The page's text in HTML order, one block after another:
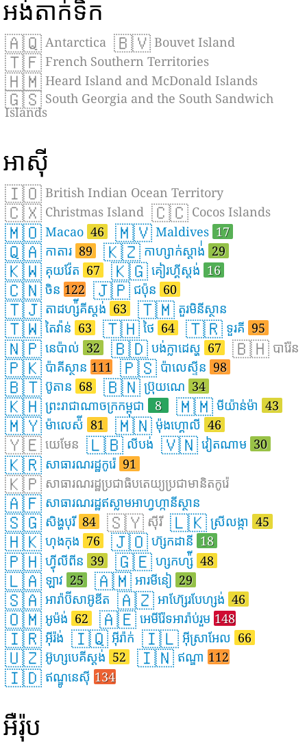
អង់តាក់ទិក
🇦🇶 Antarctica 🇧🇻 Bouvet Island
🇹🇫 French Southern Territories
🇭🇲 Heard Island and McDonald Islands
🇬🇸 South Georgia and the South Sandwich
Islands
អាស៊ី
🇮🇴 British Indian Ocean Territory
🇨🇽 Christmas Island 🇨🇨 Cocos Islands
🇲🇴 Macao 46 🇲🇻 Maldives 17
🇶🇦 កាតារ 89 🇰🇿 កាហ្សាក់ស្តាង់់ 29
🇰🇼 គុយវ៉ែត 67 🇰🇬 គៀរហ្គីស្តង់ 16
🇨🇳 ចិន 122 🇯🇵 ជប៉ុន 60
🇹🇯 តាដហ្ស៉ីគីស្តង់ 63 🇹🇲 តួរមិនីស្ថាន
🇹🇼 តៃវ៉ាន់ 63 🇹🇭 ថៃ 64 🇹🇷 ទួរគី 95
🇳🇵 នេប៉ាល់ 32 🇧🇩 បង់ក្លាដេស្ហ 67 🇧🇭 បារ៉ែន
🇵🇰 ប៉ាគីស្ថាន 111 🇵🇸 ប៉ាលេស្ទីន 98
🇧🇹 ប៊ូតាន 68 🇧🇳 ប៊្រុយណេ 34
🇰🇭 ព្រះរាជាណាចក្រកម្ពុជា 8 🇲🇲 មីយ៉ាន់ម៉ា 43
🇲🇾 ម៉ាលេស៉ី 81 🇲🇳 ម៉ុងហ្គោលី 46
🇾🇪 យេមែន 🇱🇧 លីបង់ 🇻🇳 វៀតណាម 30
🇰🇷 សាធារណរដ្ឋកូរ៉េ 91
🇰🇵 សាធារណរដ្ឋប្រជាធិបតេយ្យប្រជាមានិតកូរ៉េ
🇦🇫 សាធារណរដ្ឋឥស្លាមអាហ្វហ្កានីស្ថាន
🇸🇬 សិង្ហបុរី 84 🇸🇾 ស៊ីរី 🇱🇰 ស្រីលង្កា 45
🇭🇰 ហុងកុង 76 🇯🇴 ហ៊្សកដានី 18
🇵🇭 ហ្វ៉ីលីពីន 39 🇬🇪 ហ្សកហ្ស៉ី 48
🇱🇦 ឡាវ 25 🇦🇲 អារមីនៀ 29
🇸🇦 អារ៉ាប៊ីសាអ៊ូឌីត 🇦🇿 អាហ៊្សែរបែហ្សង់ 46
🇴🇲 អូម៉ង់ 62 🇦🇪 អេមីរ៉ែទអារ៉ាប់រួម 148
🇮🇷 អ៊ីរ៉ង់ 🇮🇶 អ៊ីរ៉ាក់ 🇮🇱 អ៊ីស្រាអែល 66
🇺🇿 អ៊ូហ្សបេគីស្តង់ 52 🇮🇳 ឥណ្ឌា 112
🇮🇩 ឥណ្ឌូនេស៊ី 134
អឺរ៉ុប